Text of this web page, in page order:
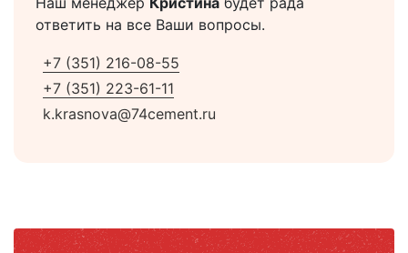
ответить на все Ваши вопросы.
+7 (351) 216-08-55
+7 (351) 223-61-11
k.krasnova@74cement.ru